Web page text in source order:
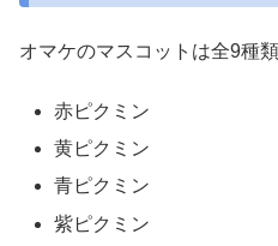
オマケのマスコットは全9種類
赤ピクミン
黄ピクミン
青ピクミン
紫ピクミン